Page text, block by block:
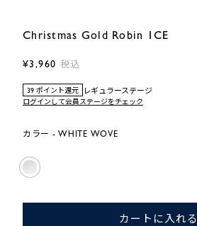
Christmas Gold Robin 1CE
¥3,960 税込
39 ポイント還元 レギュラーステージ
ログインして会員ステージをチェック
カラー - WHITE WOVE
カートに入れる